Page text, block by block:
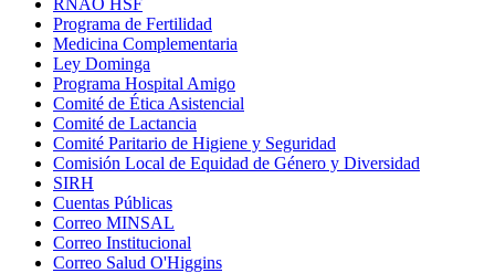
Programa de Fertilidad
Medicina Complementaria
Ley Dominga
Programa Hospital Amigo
Comité de Ética Asistencial
Comité de Lactancia
Comité Paritario de Higiene y Seguridad
Comisión Local de Equidad de Género y Diversidad
SIRH
Cuentas Públicas
Correo MINSAL
Correo Institucional
Correo Salud O'Higgins